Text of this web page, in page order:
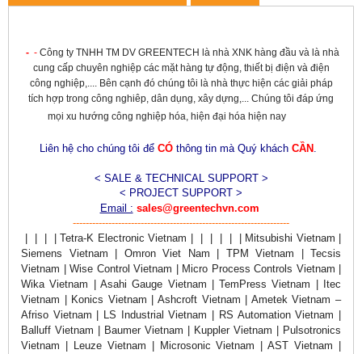
- - Công ty TNHH TM DV GREENTECH là nhà XNK hàng đầu và là nhà
cung cấp chuyên nghiệp các mặt hàng tự động, thiết bị điện và điện
công nghiệp,.... Bên cạnh đó chúng tôi là nhà thực hiện các giải pháp
tích hợp trong công nghiêp, dân dụng, xây dựng,... Chúng tôi đáp ứng
mọi xu hướng công nghiệp hóa, hiện đại hóa hiện nay
Liên hệ cho chúng tôi để CÓthông tin mà Quý khách CẦN .
< SALE & TECHNICAL SUPPORT >
< PROJECT SUPPORT >
Email : sales@greentechvn.com
-------------------------------------------------------------------
| | | | Tetra-K Electronic Vietnam | | | | | | Mitsubishi Vietnam |
Siemens Vietnam | Omron Viet Nam | TPM Vietnam | Tecsis
Vietnam | Wise Control Vietnam | Micro Process Controls Vietnam |
Wika Vietnam | Asahi Gauge Vietnam | TemPress Vietnam | Itec
Vietnam | Konics Vietnam | Ashcroft Vietnam | Ametek Vietnam –
Afriso Vietnam | LS Industrial Vietnam | RS Automation Vietnam |
Balluff Vietnam | Baumer Vietnam | Kuppler Vietnam | Pulsotronics
Vietnam | Leuze Vietnam | Microsonic Vietnam | AST Vietnam |